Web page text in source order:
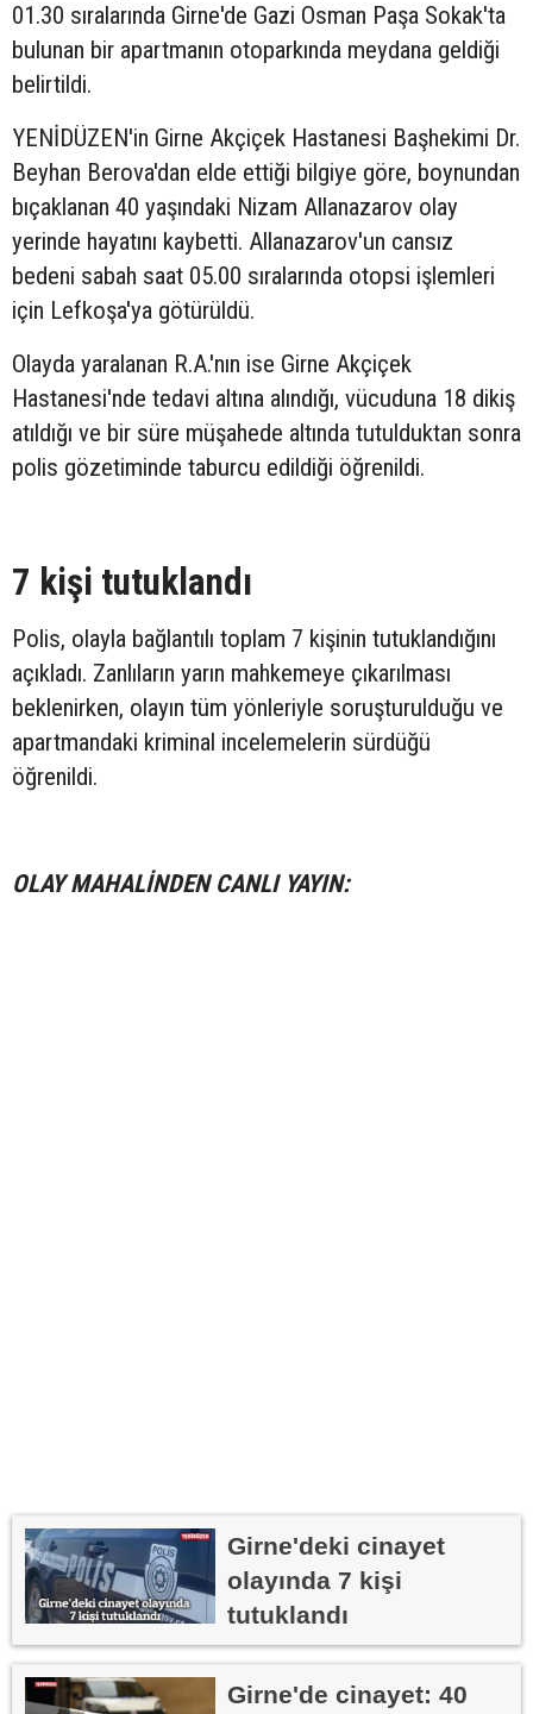
01.30 sıralarında Girne'de Gazi Osman Paşa Sokak'ta
bulunan bir apartmanın otoparkında meydana geldiği
belirtildi.
YENİDÜZEN'in Girne Akçiçek Hastanesi Başhekimi Dr.
Beyhan Berova'dan elde ettiği bilgiye göre, boynundan
bıçaklanan 40 yaşındaki Nizam Allanazarov olay
yerinde hayatını kaybetti. Allanazarov'un cansız
bedeni sabah saat 05.00 sıralarında otopsi işlemleri
için Lefkoşa'ya götürüldü.
Olayda yaralanan R.A.'nın ise Girne Akçiçek
Hastanesi'nde tedavi altına alındığı, vücuduna 18 dikiş
atıldığı ve bir süre müşahede altında tutulduktan sonra
polis gözetiminde taburcu edildiği öğrenildi.
7 kişi tutuklandı
Polis, olayla bağlantılı toplam 7 kişinin tutuklandığını
açıkladı. Zanlıların yarın mahkemeye çıkarılması
beklenirken, olayın tüm yönleriyle soruşturulduğu ve
apartmandaki kriminal incelemelerin sürdüğü
öğrenildi.
OLAY MAHALİNDEN CANLI YAYIN:
Girne'deki cinayet
olayında 7 kişi
tutuklandı
Girne'de cinayet: 40